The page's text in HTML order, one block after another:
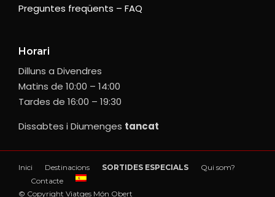
Preguntes freqüents – FAQ
Horari
Dilluns a Divendres
Matins de 10:00 – 14:00
Tardes de 16:00 – 19:30
Dissabtes i Diumenges tancat
Inici Destinacions SORTIDES ESPECIALS
Qui som?
Contacte
© Copyright Viatges Món Obert